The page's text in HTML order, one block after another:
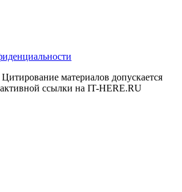
Цитирование материалов допускается
ссылки на IT-HERE.RU